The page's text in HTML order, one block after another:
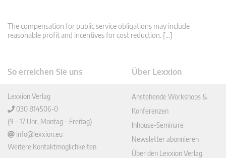
The compensation for public service obligations may include
reasonable profit and incentives for cost reduction. […]
So erreichen Sie uns
Lexxion Verlag
030 814506-0
(9 – 17 Uhr, Montag – Freitag)
info@lexxion.eu
Weitere Kontaktmöglichkeiten
Über Lexxion
Anstehende Workshops &
Konferenzen
Inhouse-Seminare
Newsletter abonnieren
Über den Lexxion Verlag